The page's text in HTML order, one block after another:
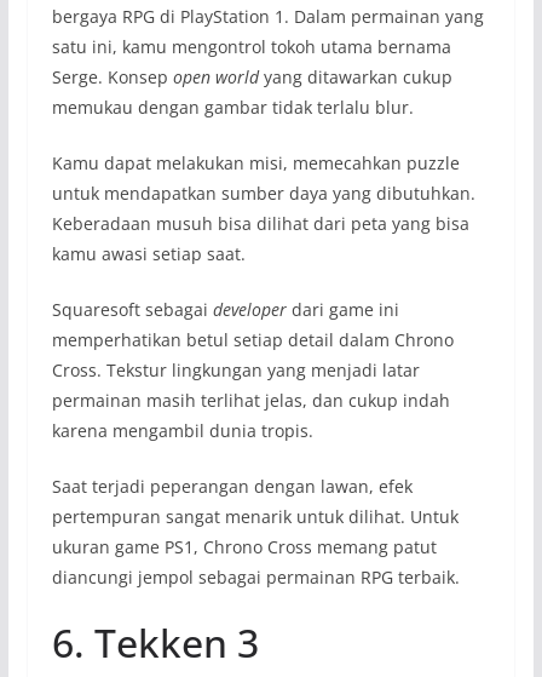
bergaya RPG di PlayStation 1. Dalam permainan yang
satu ini, kamu mengontrol tokoh utama bernama
Serge. Konsep open worldyang ditawarkan cukup
memukau dengan gambar tidak terlalu blur.
Kamu dapat melakukan misi, memecahkan puzzle
untuk mendapatkan sumber daya yang dibutuhkan.
Keberadaan musuh bisa dilihat dari peta yang bisa
kamu awasi setiap saat.
Squaresoft sebagai developerdari game ini
memperhatikan betul setiap detail dalam Chrono
Cross. Tekstur lingkungan yang menjadi latar
permainan masih terlihat jelas, dan cukup indah
karena mengambil dunia tropis.
Saat terjadi peperangan dengan lawan, efek
pertempuran sangat menarik untuk dilihat. Untuk
ukuran game PS1, Chrono Cross memang patut
diancungi jempol sebagai permainan RPG terbaik.
6. Tekken 3